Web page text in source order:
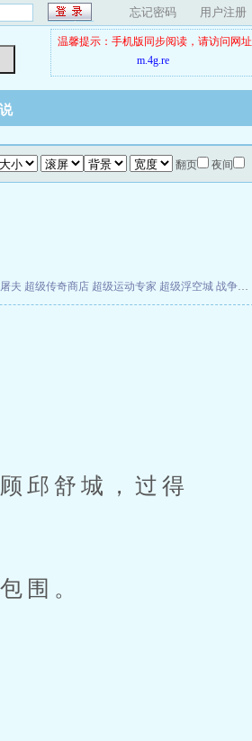
忘记密码 用户注册
温馨提示：手机版同步阅读，请访问网址
m.4g.re
翻页 夜间
夫 超级传奇商店 超级运动专家 超级浮空城 战争天堂
邱舒城，过得
围。